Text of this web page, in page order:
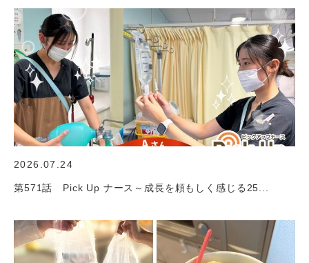
2026.07.24
第571話 Pick Up ナース～成長を頼もしく感じる25...